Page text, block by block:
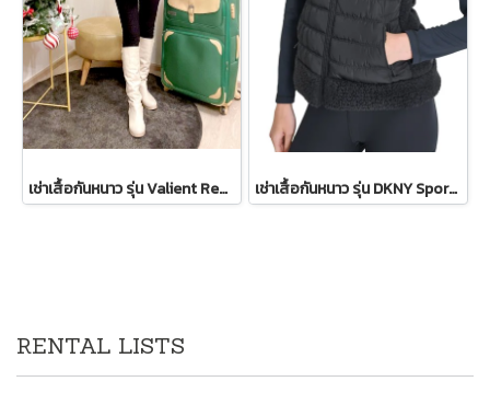
เช่าเสื้อกันหนาว รุ่น Valient Red PeaCoat 2110GCL1689FARE1 เช่าเสื้อกันหนาว รุ่น DKNY Sport Sherpa-Trim Puffer Vest WINTERCLOTHFA0297
RENTAL LISTS